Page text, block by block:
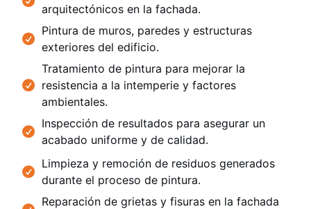
arquitectónicos en la fachada.
Pintura de muros, paredes y estructuras
exteriores del edificio.
Tratamiento de pintura para mejorar la
resistencia a la intemperie y factores
ambientales.
Inspección de resultados para asegurar un
acabado uniforme y de calidad.
Limpieza y remoción de residuos generados
durante el proceso de pintura.
Reparación de grietas y fisuras en la fachada